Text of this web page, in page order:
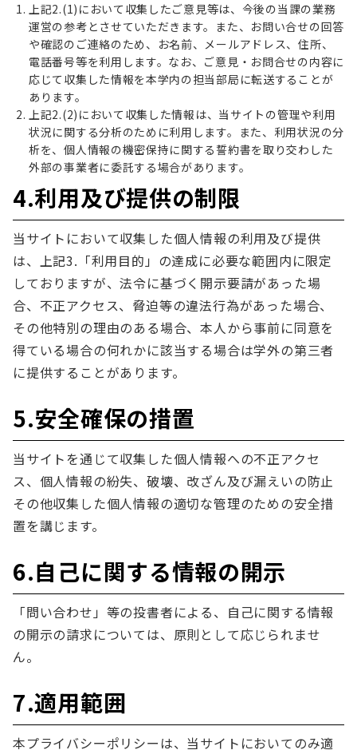
上記2.(1)において収集したご意見等は、今後の当課の業務
運営の参考とさせていただきます。また、お問い合せの回答
や確認のご連絡のため、お名前、メールアドレス、住所、
電話番号等を利用します。なお、ご意見・お問合せの内容に
応じて収集した情報を本学内の担当部局に転送することが
あります。
上記2.(2)において収集した情報は、当サイトの管理や利用
状況に関する分析のために利用します。また、利用状況の分
析を、個人情報の機密保持に関する誓約書を取り交わした
外部の事業者に委託する場合があります。
4.利用及び提供の制限
当サイトにおいて収集した個人情報の利用及び提供
は、上記3.「利用目的」の達成に必要な範囲内に限定
しておりますが、法令に基づく開示要請があった場
合、不正アクセス、脅迫等の違法行為があった場合、
その他特別の理由のある場合、本人から事前に同意を
得ている場合の何れかに該当する場合は学外の第三者
に提供することがあります。
5.安全確保の措置
当サイトを通じて収集した個人情報への不正アクセ
ス、個人情報の紛失、破壊、改ざん及び漏えいの防止
その他収集した個人情報の適切な管理のための安全措
置を講じます。
6.自己に関する情報の開示
「問い合わせ」等の投書者による、自己に関する情報
の開示の請求については、原則として応じられませ
ん。
7.適用範囲
本プライバシーポリシーは、当サイトにおいてのみ適